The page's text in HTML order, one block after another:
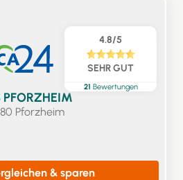
4.8/5
SEHR GUT
21 Bewertungen
PFORZHEIM
Pforzheim
& sparen